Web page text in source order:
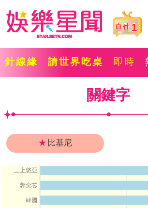
1
針線緣 請世界吃桌 即時
關鍵字
★ 比基尼
三上悠亞
郭奕芯
韓國